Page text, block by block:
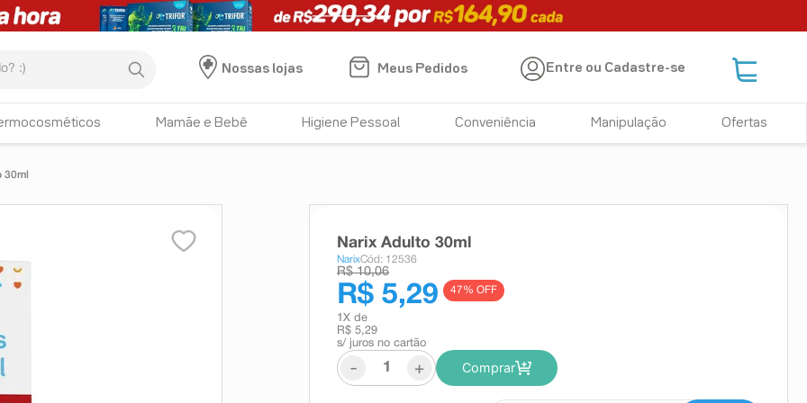
Nossas lojas
Meus Pedidos Entre ou Cadastre-se
Mamãe e Bebê Higiene Pessoal Conveniência Manipulação Ofertas
30ml
Narix Adulto 30ml
NarixCód: 12536
R$ 10,06
R$ 5,29 47% OFF
1 X de
R$ 5,29
s/ juros no cartão
- + Comprar